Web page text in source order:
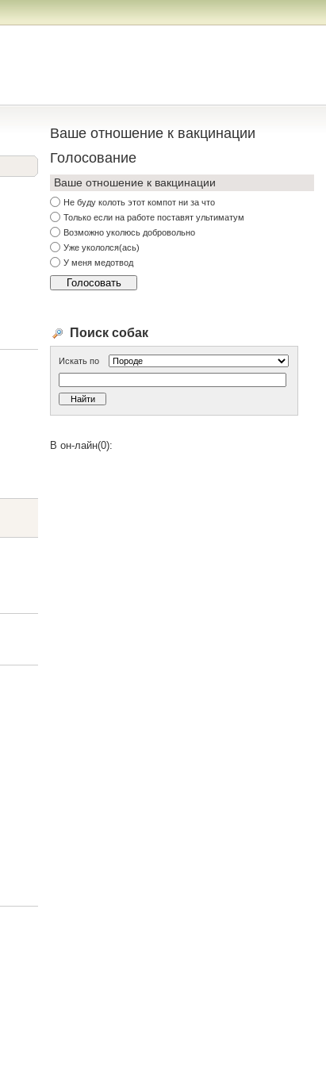
Ваше отношение к вакцинации
Голосование
Ваше отношение к вакцинации
Не буду колоть этот компот ни за что
Только если на работе поставят ультиматум
Возможно уколюсь добровольно
Уже укололся(ась)
У меня медотвод
Поиск собак
Искать по
В он-лайн(0):